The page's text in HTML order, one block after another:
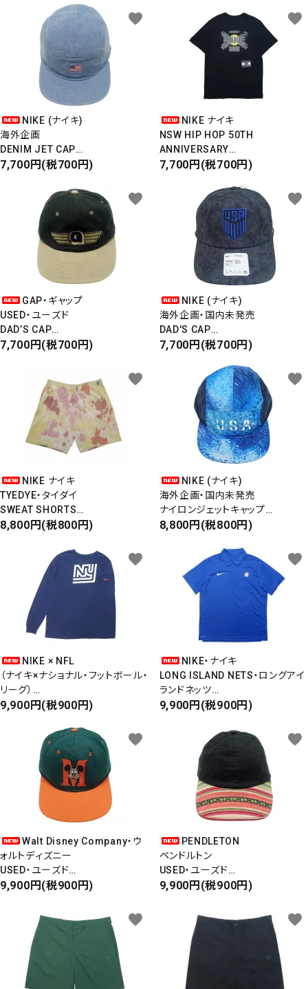
5PANEL CAP
NIKE (ナイキ)
海外企画
DENIM JET CAP
デニムジェットキャップ
7,700円(税700円)
favorite
NIKE ナイキ
NSW HIP HOP 50TH
ANNIVERSARY
国内未発売モデル
半袖プリントTシャツ
7,700円(税700円)
favorite
GAP・ギャップ
USED・ユーズド
DAD’S CAP
ダッドキャップ
7,700円(税700円)
favorite
NIKE (ナイキ)
海外企画・国内未発売
DAD'S CAP
6PANEL CAP
7,700円(税700円)
favorite
NIKE ナイキ
TYEDYE・タイダイ
SWEAT SHORTS
スウェットショーツ
8,800円(税800円)
favorite
NIKE (ナイキ)
海外企画・国内未発売
ナイロンジェットキャップ
5PANEL CAP
ワッペン付き
8,800円(税800円)
favorite
NIKE × NFL
（ナイキ×ナショナル・フットボール・
リーグ）
L/S PRINT T-SHIRT
NY GIANTS
・DEADSTOCK
9,900円(税900円)
favorite
NIKE・ナイキ
LONG ISLAND NETS・ロングアイ
ランドネッツ
海外企画・国内未発売モデル
半袖ポロシャツ
9,900円(税900円)
favorite
Walt Disney Company・ウ
ォルトディズニー
USED・ユーズド
DADS CAP ダッドキャップ
Made in USA
9,900円(税900円)
favorite
PENDLETON
ペンドルトン
USED・ユーズド
DAD’S CAP
9,900円(税900円)
favorite
favorite favorite
キーワード